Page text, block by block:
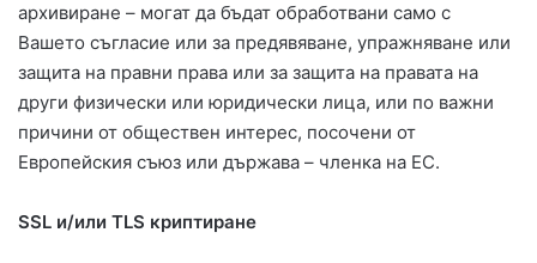
архивиране – могат да бъдат обработвани само с
Вашето съгласие или за предявяване, упражняване или
защита на правни права или за защита на правата на
други физически или юридически лица, или по важни
причини от обществен интерес, посочени от
Европейския съюз или държава – членка на ЕС.
SSL и/или TLS криптиране